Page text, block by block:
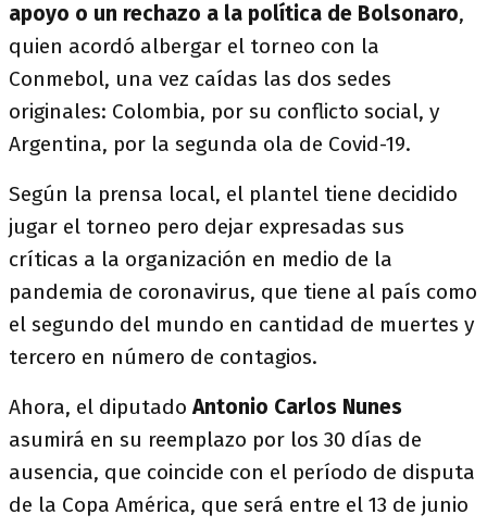
apoyo o un rechazo a la política de Bolsonaro,
quien acordó albergar el torneo con la
Conmebol, una vez caídas las dos sedes
originales: Colombia, por su conflicto social, y
Argentina, por la segunda ola de Covid-19.
Según la prensa local, el plantel tiene decidido
jugar el torneo pero dejar expresadas sus
críticas a la organización en medio de la
pandemia de coronavirus, que tiene al país como
el segundo del mundo en cantidad de muertes y
tercero en número de contagios.
Ahora, el diputado Antonio Carlos Nunes
asumirá en su reemplazo por los 30 días de
ausencia, que coincide con el período de disputa
de la Copa América, que será entre el 13 de junio